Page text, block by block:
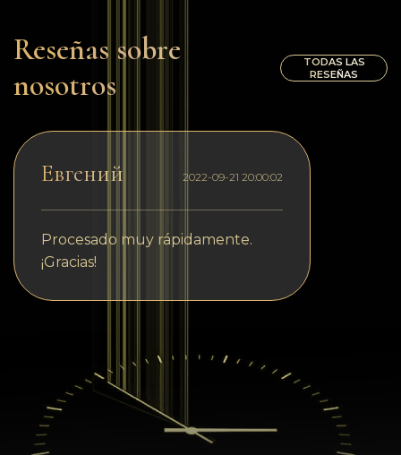
Reseñas sobre
nosotros
TODAS LAS
RESEÑAS
Евгений 2022-09-21 20:00:02
Procesado muy rápidamente.
¡Gracias!